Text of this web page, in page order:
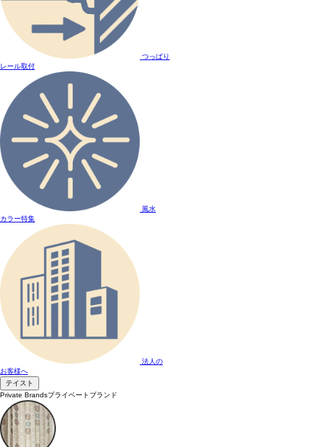
つっぱり
レール取付
風水
カラー特集
法人の
お客様へ
テイスト
Private Brandsプライベートブランド